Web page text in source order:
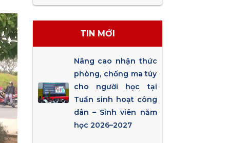
TIN MỚI
Nâng cao nhận thức
phòng, chống ma túy
cho người học tại
Tuần sinh hoạt công
dân – Sinh viên năm
học 2026–2027